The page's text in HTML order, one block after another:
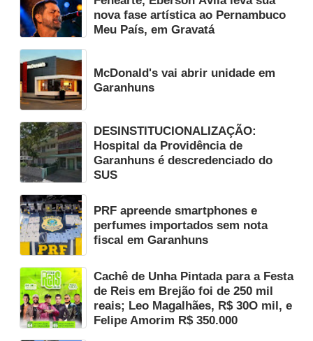
nova fase artística ao Pernambuco
Meu País, em Gravatá
McDonald's vai abrir unidade em
Garanhuns
DESINSTITUCIONALIZAÇÃO:
Hospital da Providência de
Garanhuns é descredenciado do
SUS
PRF apreende smartphones e
perfumes importados sem nota
fiscal em Garanhuns
Cachê de Unha Pintada para a Festa
de Reis em Brejão foi de 250 mil
reais; Leo Magalhães, R$ 30O mil, e
Felipe Amorim R$ 350.000